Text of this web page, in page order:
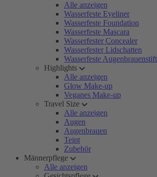
Alle anzeigen
Wasserfeste Eyeliner
Wasserfeste Foundation
Wasserfeste Mascara
Wasserfester Concealer
Wasserfester Lidschatten
Wasserfeste
Highlights
Alle anzeigen
Glow Make-up
Veganes Make-up
Travel Size
Alle anzeigen
Augen
Augenbrauen
Teint
Zubehör
Männerpflege
Alle anzeigen